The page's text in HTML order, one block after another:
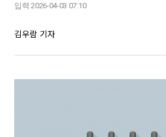
입력 2026-04-03 07:10
김우람 기자